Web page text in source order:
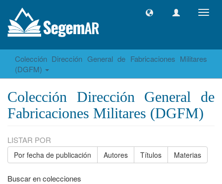
Colección Dirección General de Fabricaciones Militares
(DGFM)
Colección Dirección General de
Fabricaciones Militares (DGFM)
LISTAR POR
Por fecha de publicación Autores Títulos Materias
Buscar en colecciones